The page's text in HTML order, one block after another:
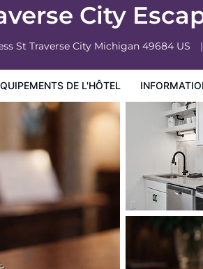
City
St Traverse City Michigan 49684 US
DE L'HÔTEL